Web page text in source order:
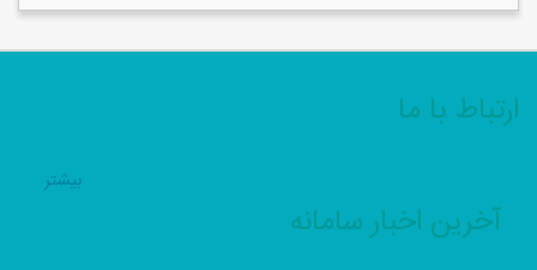
ارتباط با ما
بيشتر
آخرین اخبار سامانه